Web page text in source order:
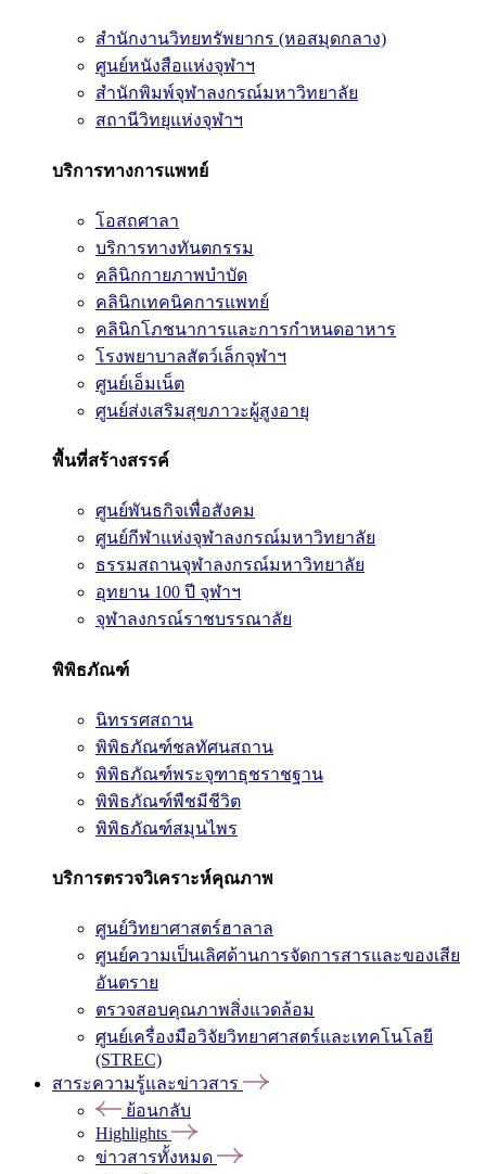
สำนักงานวิทยทรัพยากร (หอสมุดกลาง)
ศูนย์หนังสือแห่งจุฬาฯ
สำนักพิมพ์จุฬาลงกรณ์มหาวิทยาลัย
สถานีวิทยุแห่งจุฬาฯ
บริการทางการแพทย์
โอสถศาลา
บริการทางทันตกรรม
คลินิกกายภาพบำบัด
คลินิกเทคนิคการแพทย์
คลินิกโภชนาการและการกำหนดอาหาร
โรงพยาบาลสัตว์เล็กจุฬาฯ
ศูนย์เอ็มเน็ต
ศูนย์ส่งเสริมสุขภาวะผู้สูงอายุ
พื้นที่สร้างสรรค์
ศูนย์พันธกิจเพื่อสังคม
ศูนย์กีฬาแห่งจุฬาลงกรณ์มหาวิทยาลัย
ธรรมสถานจุฬาลงกรณ์มหาวิทยาลัย
อุทยาน 100 ปี จุฬาฯ
จุฬาลงกรณ์ราชบรรณาลัย
พิพิธภัณฑ์
นิทรรศสถาน
พิพิธภัณฑ์ชลทัศนสถาน
พิพิธภัณฑ์พระจุฑาธุชราชฐาน
พิพิธภัณฑ์พืชมีชีวิต
พิพิธภัณฑ์สมุนไพร
บริการตรวจวิเคราะห์คุณภาพ
ศูนย์วิทยาศาสตร์ฮาลาล
ศูนย์ความเป็นเลิศด้านการจัดการสารและของเสีย
อันตราย
ตรวจสอบคุณภาพสิ่งแวดล้อม
ศูนย์เครื่องมือวิจัยวิทยาศาสตร์และเทคโนโลยี
(STREC)
สาระความรู้และข่าวสาร
ย้อนกลับ
Highlights
ข่าวสารทั้งหมด